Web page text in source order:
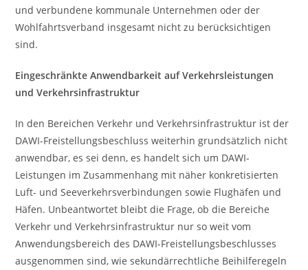
und verbundene kommunale Unternehmen oder der
Wohlfahrtsverband insgesamt nicht zu berücksichtigen
sind.
Eingeschränkte Anwendbarkeit auf Verkehrsleistungen
und Verkehrsinfrastruktur
In den Bereichen Verkehr und Verkehrsinfrastruktur ist der
DAWI-Freistellungsbeschluss weiterhin grundsätzlich nicht
anwendbar, es sei denn, es handelt sich um DAWI-
Leistungen im Zusammenhang mit näher konkretisierten
Luft- und Seeverkehrsverbindungen sowie Flughäfen und
Häfen. Unbeantwortet bleibt die Frage, ob die Bereiche
Verkehr und Verkehrsinfrastruktur nur so weit vom
Anwendungsbereich des DAWI-Freistellungsbeschlusses
ausgenommen sind, wie sekundärrechtliche Beihilferegeln